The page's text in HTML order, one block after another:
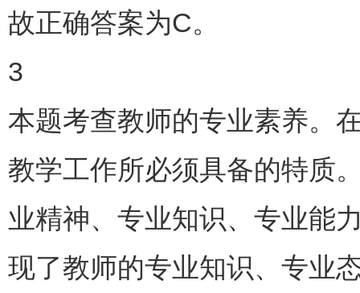
故正确答案为C。
3
本题考查教师的专业素养。
教学工作所必须具备的特质
业精神、专业知识、专业能
现了教师的专业知识、专业